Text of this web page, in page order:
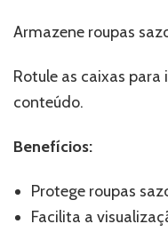
Armazene roupas
Rotule as caixas
conteúdo.
Benefícios:
Protege roupas
Facilita a